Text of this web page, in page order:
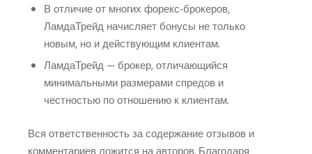
В отличие от многих форекс-брокеров,
ЛамдаТрейд начисляет бонусы не только
новым, но и действующим клиентам.
ЛамдаТрейд — брокер, отличающийся
минимальными размерами спредов и
честностью по отношению к клиентам.
Вся ответственность за содержание отзывов и